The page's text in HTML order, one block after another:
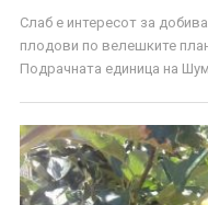
Слаб е интересот за
плодови по велешките
Подрачната единица на